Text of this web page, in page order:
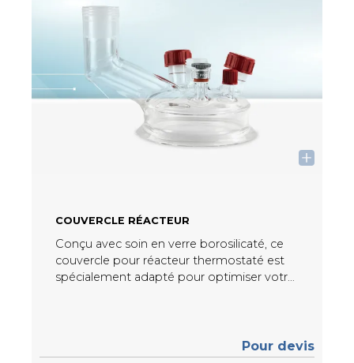
COUVERCLE RÉACTEUR
Conçu avec soin en verre borosilicaté, ce
couvercle pour réacteur thermostaté est
spécialement adapté pour optimiser votre
performance de votre installation.Pour devis